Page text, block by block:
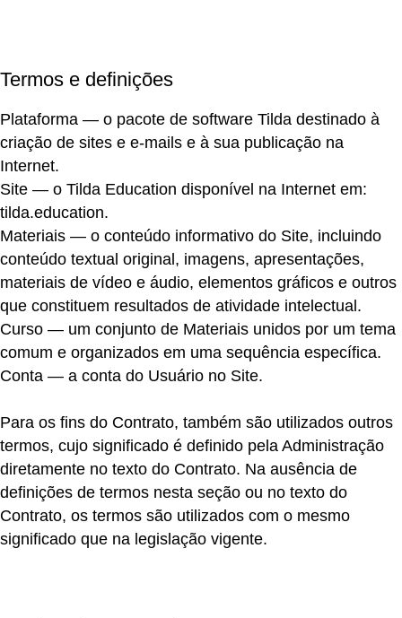
Termos e definições
Plataforma — o pacote de software Tilda destinado à
criação de sites e e-mails e à sua publicação na
Internet.
Site — o Tilda Education disponível na Internet em:
tilda.education.
Materiais — o conteúdo informativo do Site, incluindo
conteúdo textual original, imagens, apresentações,
materiais de vídeo e áudio, elementos gráficos e outros
que constituem resultados de atividade intelectual.
Curso — um conjunto de Materiais unidos por um tema
comum e organizados em uma sequência específica.
Conta — a conta do Usuário no Site.
Para os fins do Contrato, também são utilizados outros
termos, cujo significado é definido pela Administração
diretamente no texto do Contrato. Na ausência de
definições de termos nesta seção ou no texto do
Contrato, os termos são utilizados com o mesmo
significado que na legislação vigente.